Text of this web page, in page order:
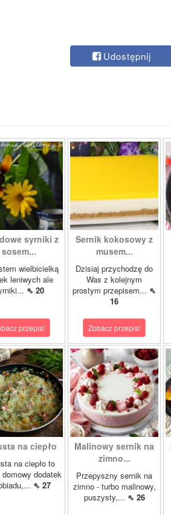
Udostępnij
syrniki z
sosem...
wielbicielką
leniwych ale
⇖ 20
przepis!
Sernik kokosowy z
musem...
Dzisiaj przychodzę do
Was z kolejnym
prostym przepisem... ⇖
16
Zobacz przepis!
na ciepło
na ciepło to
dodatek
⇖ 27
Malinowy sernik na
zimno...
Przepyszny sernik na
zimno - turbo malinowy,
puszysty,... ⇖ 26